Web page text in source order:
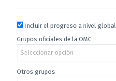
Incluir el progreso a nivel global
Grupos oficiales de la OMC
Seleccionar opción
Otros grupos